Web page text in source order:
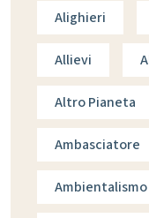
Alighieri
Allievi
Altro Pianeta
Ambasciatore
Ambientalismo